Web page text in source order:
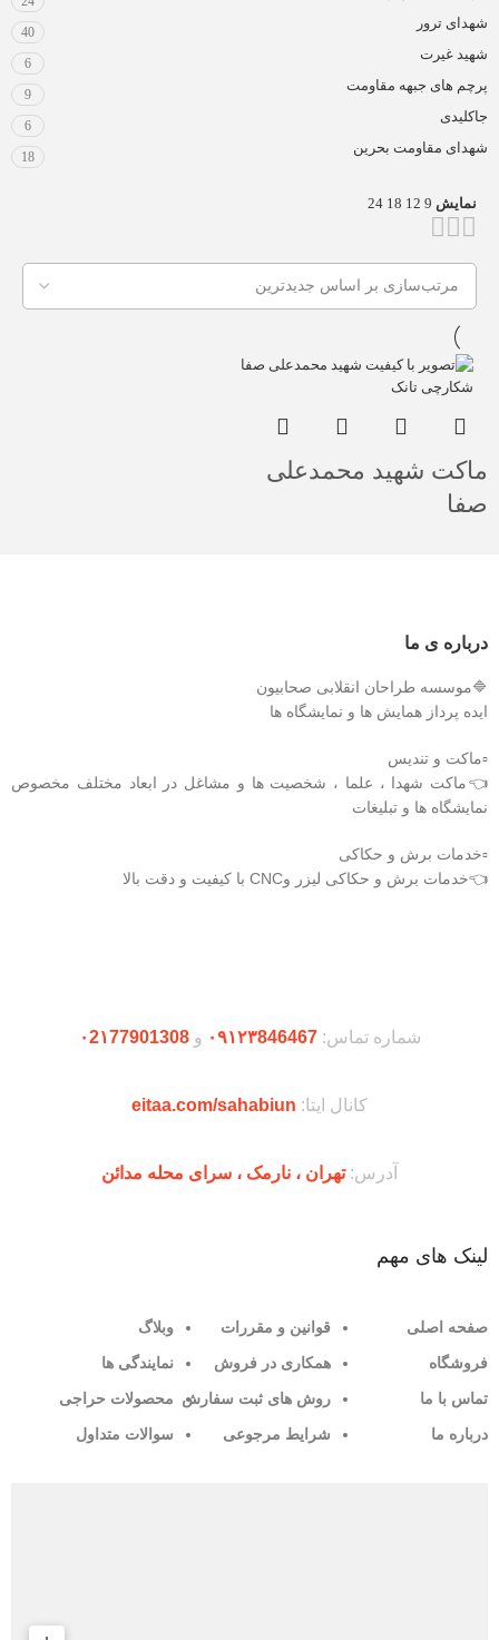
شهدای ترور
40
شهید غیرت
6
پرچم های جبهه مقاومت
9
جاکلیدی
6
شهدای مقاومت بحرین
18
نمایش 9
12
18
24
ماکت شهید محمدعلی
صفا
درباره ی ما
🔷موسسه طراحان انقلابی صحابیون
ایده پرداز همایش ها و نمایشگاه ها
▫️ماکت و تندیس
👈ماکت شهدا ، علما ، شخصیت ها و مشاغل در ابعاد مختلف مخصوص
نمایشگاه ها و تبلیغات
▫️خدمات برش و حکاکی
👈خدمات برش و حکاکی لیزر وCNC با کیفیت و دقت بالا
شماره تماس:۰۹۱۲۳846467 و۰2۱77901308
کانال ایتا: eitaa.com/sahabiun
آدرس:تهران ،‌ نارمک ، سرای محله مدائن
لینک های مهم
صفحه اصلی
فروشگاه
تماس با ما
درباره ما
قوانین و مقررات
همکاری در فروش
روش های ثبت سفارش
شرایط مرجوعی
وبلاگ
نمایندگی ها
محصولات حراجی
سوالات متداول